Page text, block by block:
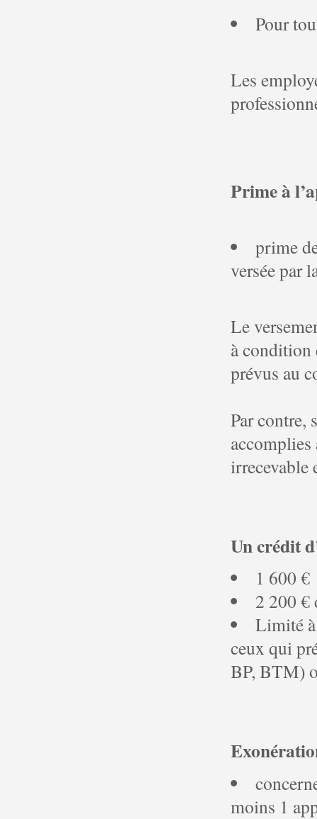
Pour
Les
Prime à
prime
versée par
Le
à condition
prévus au
Par contre,
accomplies
irrecevable
Un crédit
1 600 €
2 200 €
Limité
ceux qui
BP, BTM)
moins 1